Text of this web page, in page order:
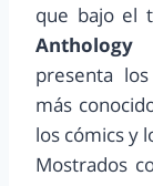
que bajo el
Anthology
presenta
más
los cómics y
Mostrados